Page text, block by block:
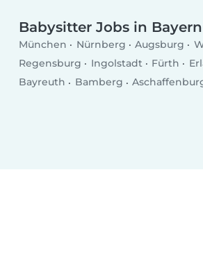
Babysitter Jobs in Bayern
München Nürnberg Augsburg
Regensburg
Ingolstadt Fürth
Bayreuth
Bamberg